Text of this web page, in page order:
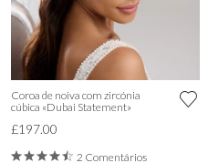
Coroa de noiva com zircónia
cúbica «Dubai Statement»
£197.00
2 Comentários